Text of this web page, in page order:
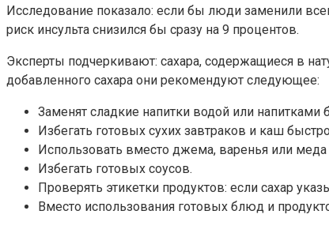
Исследование показало: если бы люди заменили
риск инсульта снизился бы сразу на 9 процентов.
Эксперты подчеркивают: сахара, содержащиеся в
добавленного сахара они рекомендуют следующее:
Заменят сладкие напитки водой или напитками
Избегать готовых сухих завтраков и каш
Использовать вместо джема, варенья или
Избегать готовых соусов.
Проверять этикетки продуктов: если сахар
Вместо использования готовых блюд и